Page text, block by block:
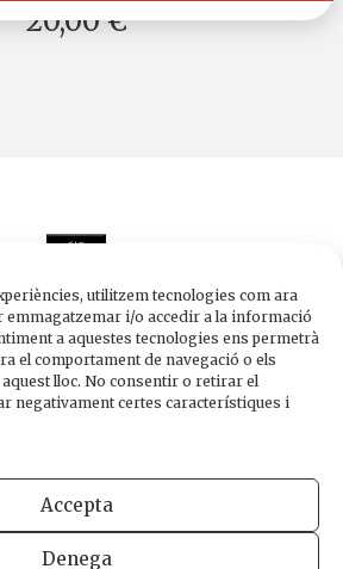
utilitzem tecnologies com ara
emmagatzemar i/o accedir a la informació
a aquestes tecnologies ens permetrà
el comportament de navegació o els
lloc. No consentir o retirar el
negativament certes característiques i
Accepta
Denega
20,00 €
Edicions de 1984
Trafalgar, 10, 2n-2a A
Fax 934 854 375